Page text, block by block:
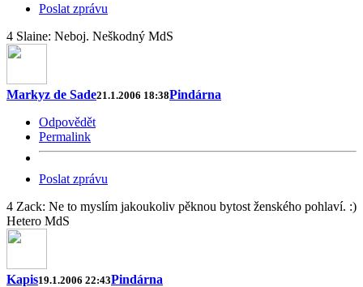
Poslat zprávu
4 Slaine: Neboj. Neškodný MdS
Markyz de Sade21.1.2006 18:38Pindárna
Odpovědět
Permalink
Poslat zprávu
4 Zack: Ne to myslím jakoukoliv pěknou bytost ženského pohlaví. :)
Hetero MdS
Kapis19.1.2006 22:43Pindárna